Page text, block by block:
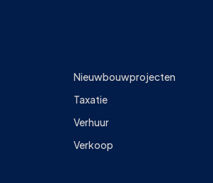
Nieuwbouwprojecten
Taxatie
Verhuur
Verkoop